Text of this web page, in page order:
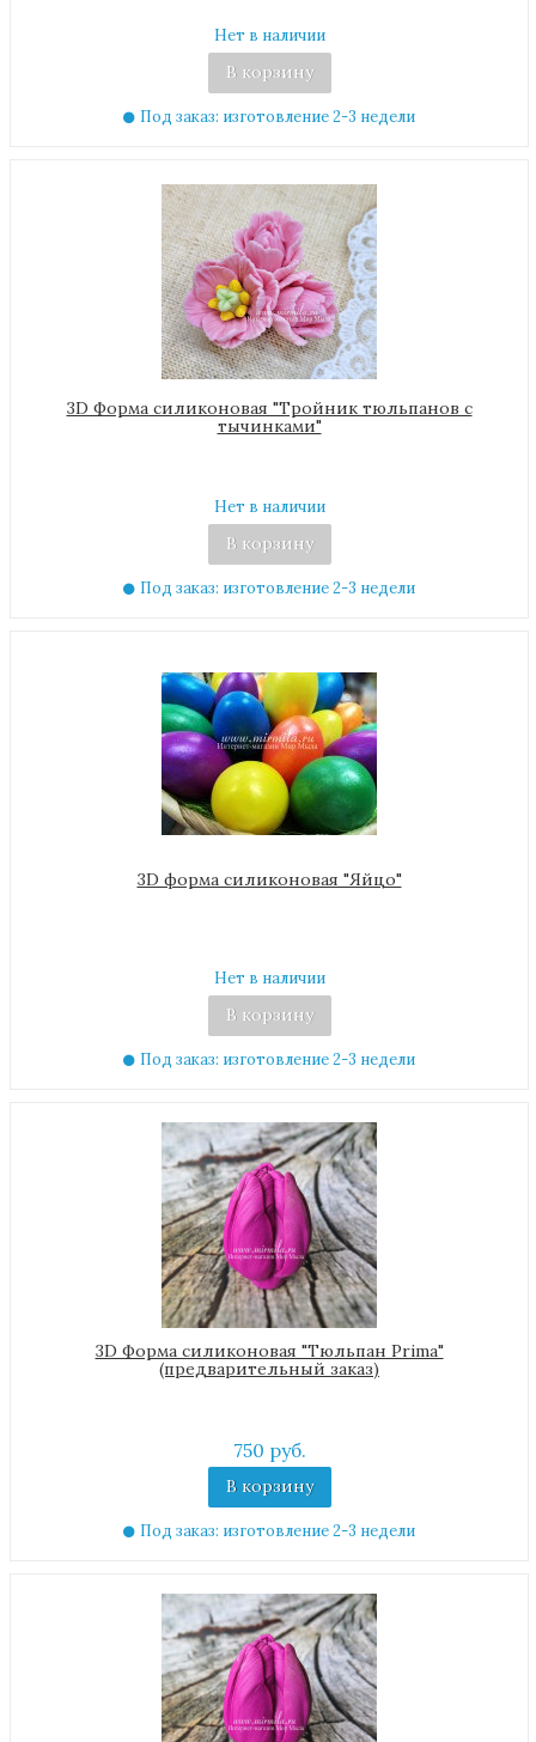
Нет в наличии
В корзину
Под заказ: изготовление 2-3 недели
3D Форма силиконовая "Тройник тюльпанов с
тычинками"
Нет в наличии
В корзину
Под заказ: изготовление 2-3 недели
3D форма силиконовая "Яйцо"
Нет в наличии
В корзину
Под заказ: изготовление 2-3 недели
3D Форма силиконовая "Тюльпан Prima"
(предварительный заказ)
750 руб.
В корзину
Под заказ: изготовление 2-3 недели